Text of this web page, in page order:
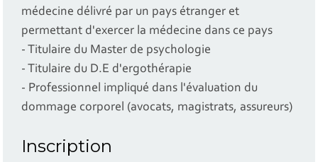
médecine délivré par un pays étranger et
permettant d'exercer la médecine dans ce pays
- Titulaire du Master de psychologie
- Titulaire du D.E d'ergothérapie
- Professionnel impliqué dans l'évaluation du
dommage corporel (avocats, magistrats, assureurs)
Inscription